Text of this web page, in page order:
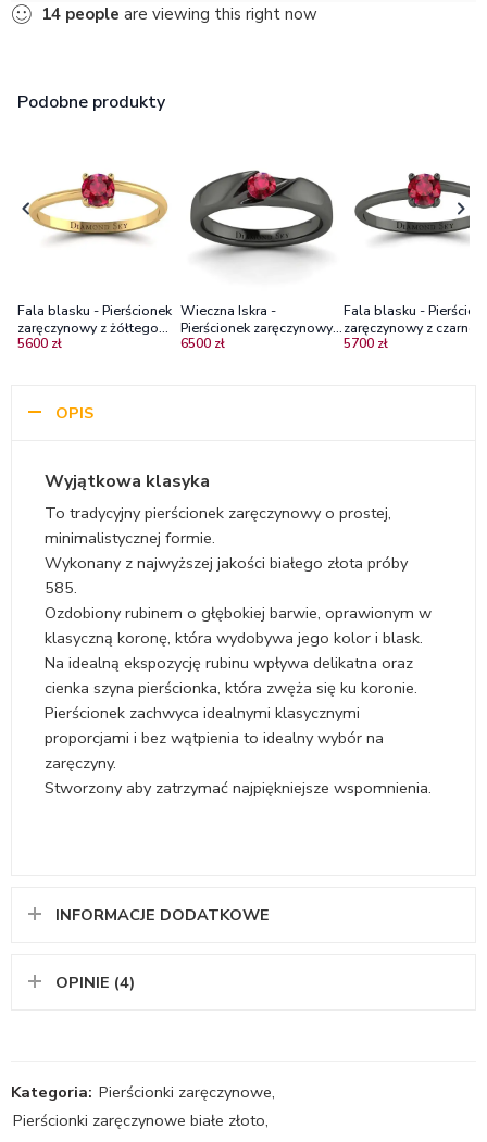
14 people are viewing this right now
Podobne produkty
Fala blasku - Pierścionek
zaręczynowy z żółtego
złota z rubinem
5600 zł
Wieczna Iskra -
Pierścionek zaręczynowy z
czarnego złota z rubinem
6500 zł
Fala blasku -
zaręczynowy z
złota z rubinem
5700 zł
OPIS
Wyjątkowa klasyka
To tradycyjny pierścionek zaręczynowy o prostej,
minimalistycznej formie.
Wykonany z najwyższej jakości białego złota próby
585.
Ozdobiony rubinem o głębokiej barwie, oprawionym w
klasyczną koronę, która wydobywa jego kolor i blask.
Na idealną ekspozycję rubinu wpływa delikatna oraz
cienka szyna pierścionka, która zwęża się ku koronie.
Pierścionek zachwyca idealnymi klasycznymi
proporcjami i bez wątpienia to idealny wybór na
zaręczyny.
Stworzony aby zatrzymać najpiękniejsze wspomnienia.
INFORMACJE DODATKOWE
OPINIE (4)
Kategoria: Pierścionki zaręczynowe,
Pierścionki zaręczynowe białe złoto,